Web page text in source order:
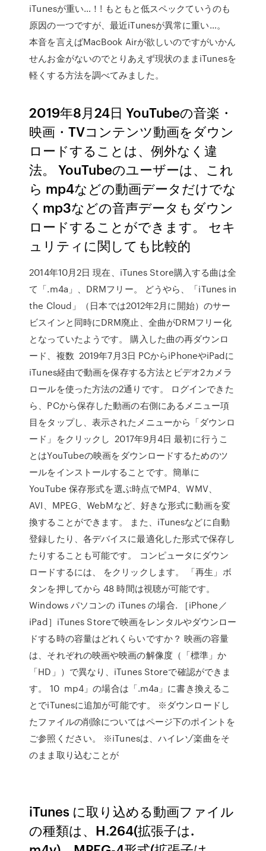
iTunesが重い…！! もともと低スペックていうのも
原因の一つですが、最近iTunesが異常に重い…。
本音を言えばMacBook Airが欲しいのですがいかん
せんお金がないのでとりあえず現状のままiTunesを
軽くする方法を調べてみました。
2019年8月24日 YouTubeの音楽・
映画・TVコンテンツ動画をダウン
ロードすることは、例外なく違
法。 YouTubeのユーザーは、これ
ら mp4などの動画データだけでな
くmp3などの音声データもダウン
ロードすることができます。 セキ
ュリティに関しても比較的
2014年10月2日 現在、iTunes Store購入する曲は全
て「.m4a」、DRMフリー。 どうやら、「iTunes in
the Cloud」（日本では2012年2月に開始）のサー
ビスインと同時にDRM廃止、全曲がDRMフリー化
となっていたようです。 購入した曲の再ダウンロ
ード、複数 2019年7月3日 PCからiPhoneやiPadに
iTunes経由で動画を保存する方法とビデオ2カメラ
ロールを使った方法の2通りです。 ログインできた
ら、PCから保存した動画の右側にあるメニュー項
目をタップし、表示されたメニューから「ダウンロ
ード」をクリックし 2017年9月4日 最初に行うこ
とはYouTubeの映画をダウンロードするためのツ
ールをインストールすることです。簡単に
YouTube 保存形式を選ぶ時点でMP4、WMV、
AVI、MPEG、WebMなど、好きな形式に動画を変
換することができます。 また、iTunesなどに自動
登録したり、各デバイスに最適化した形式で保存し
たりすることも可能です。 コンピュータにダウン
ロードするには、 をクリックします。 「再生」ボ
タンを押してから 48 時間は視聴が可能です。
Windows パソコンの iTunes の場合. ［iPhone／
iPad］iTunes Storeで映画をレンタルやダウンロー
ドする時の容量はどれくらいですか？ 映画の容量
は、それぞれの映画や映画の解像度（「標準」か
「HD」）で異なり、iTunes Storeで確認ができま
す。 10 mp4」の場合は「.m4a」に書き換えるこ
とでiTunesに追加が可能です。 ※ダウンロードし
たファイルの削除についてはページ下のポイントを
ご参照ください。 ※iTunesは、ハイレゾ楽曲をそ
のまま取り込むことが
iTunes に取り込める動画ファイル
の種類は、H.264(拡張子は.